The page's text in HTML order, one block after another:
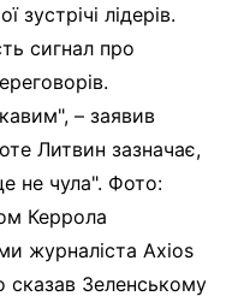
лідерів.
сигнал про
– заявив
Литвин зазначає,
не чула". Фото:
Керрола
журналіста Axios
сказав Зеленському